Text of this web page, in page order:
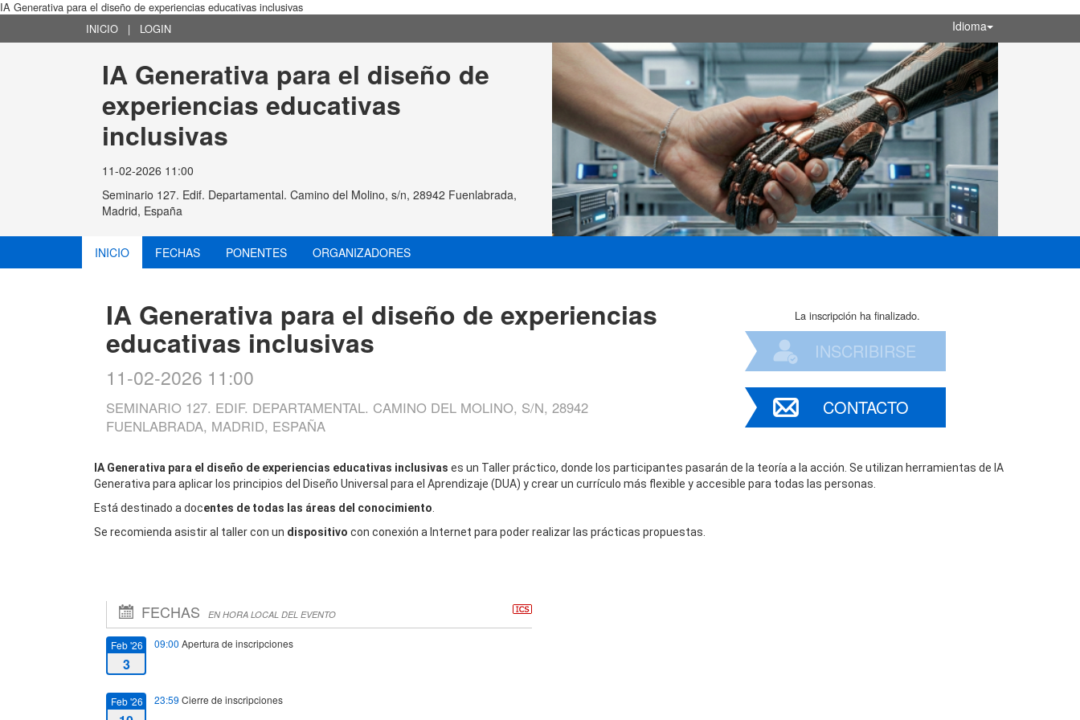
IA Generativa para el diseño de experiencias educativas inclusivas
INICIO
| LOGIN Idioma
IA Generativa para el diseño de
experiencias educativas
inclusivas
11-02-2026 11:00
Seminario 127. Edif. Departamental. Camino del Molino, s/n, 28942 Fuenlabrada,
Madrid, España
INICIO FECHAS PONENTES ORGANIZADORES
IA Generativa para el diseño de experiencias
educativas inclusivas
11-02-2026 11:00
SEMINARIO 127. EDIF. DEPARTAMENTAL. CAMINO DEL MOLINO, S/N, 28942
FUENLABRADA, MADRID, ESPAÑA
La inscripción ha finalizado.
INSCRIBIRSE
CONTACTO
IA Generativa para el diseño de experiencias educativas inclusivas es un Taller práctico, donde los participantes pasarán de la teoría a la acción. Se utilizan herramientas de IA
Generativa para aplicar los principios del Diseño Universal para el Aprendizaje (DUA) y crear un currículo más flexible y accesible para todas las personas.
Está destinado a docentes de todas las áreas del conocimiento.
Se recomienda asistir al taller con un dispositivo con conexión a Internet para poder realizar las prácticas propuestas.
FECHAS EN HORA LOCAL DEL EVENTO
Feb '26
3
09:00 Apertura de inscripciones
Feb '26 23:59 Cierre de inscripciones